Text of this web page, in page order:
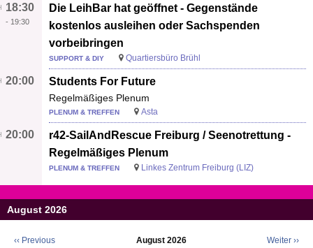
Die LeihBar hat geöffnet - Gegenstände
kostenlos ausleihen oder Sachspenden
vorbeibringen
18:30
- 19:30
SUPPORT & DIY Quartiersbüro Brühl
Students For Future
Regelmäßiges Plenum
20:00
PLENUM & TREFFEN Asta
r42-SailAndRescue Freiburg / Seenotrettung -
Regelmäßiges Plenum
20:00
PLENUM & TREFFEN Linkes Zentrum Freiburg (LIZ)
August 2026
Seitennummerierung
‹‹ Previous August 2026 Weiter ››